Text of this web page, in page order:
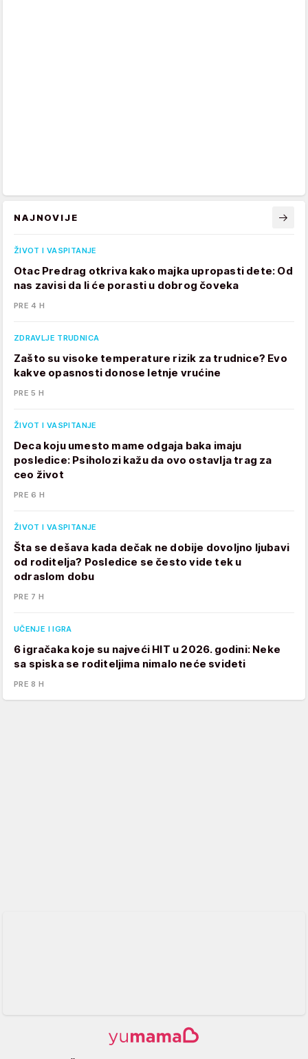
NAJNOVIJE
ŽIVOT I VASPITANJE
Otac Predrag otkriva kako majka upropasti dete: Od
nas zavisi da li će porasti u dobrog čoveka
PRE 4 H
ZDRAVLJE TRUDNICA
Zašto su visoke temperature rizik za trudnice? Evo
kakve opasnosti donose letnje vrućine
PRE 5 H
ŽIVOT I VASPITANJE
Deca koju umesto mame odgaja baka imaju
posledice: Psiholozi kažu da ovo ostavlja trag za
ceo život
PRE 6 H
ŽIVOT I VASPITANJE
Šta se dešava kada dečak ne dobije dovoljno ljubavi
od roditelja? Posledice se često vide tek u
odraslom dobu
PRE 7 H
UČENJE I IGRA
6 igračaka koje su najveći HIT u 2026. godini: Neke
sa spiska se roditeljima nimalo neće svideti
PRE 8 H